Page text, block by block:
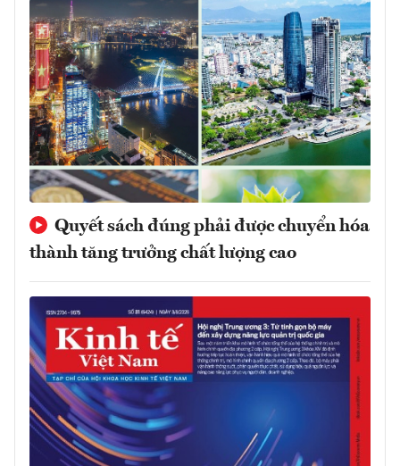
Quyết sách đúng phải được chuyển hóa
thành tăng trưởng chất lượng cao